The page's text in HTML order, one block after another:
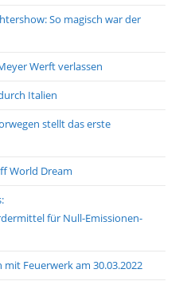
So magisch war der
Werft verlassen
Italien
stellt das erste
World Dream
für Null-Emissionen-
Feuerwerk am 30.03.2022